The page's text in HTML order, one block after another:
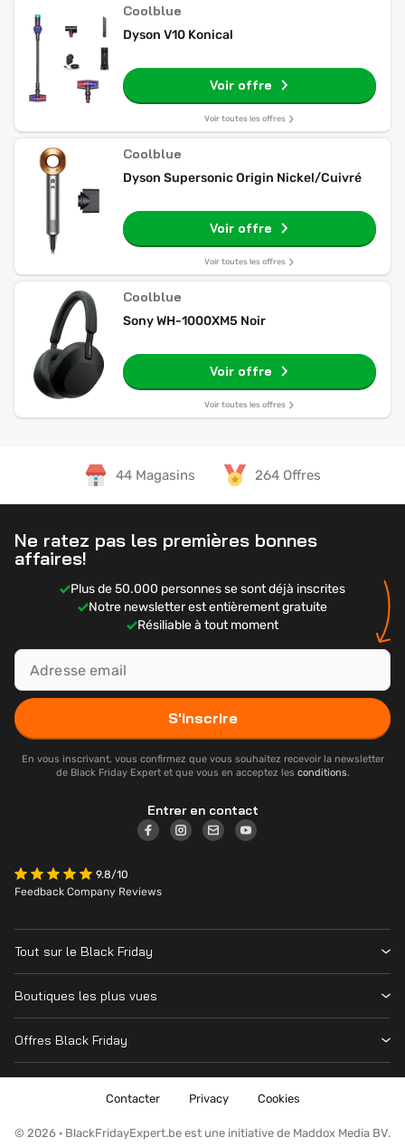
Coolblue
Dyson V10 Konical
Voir offre
Voir toutes les offres
Coolblue
Dyson Supersonic Origin Nickel/Cuivré
Voir offre
Voir toutes les offres
Coolblue
Sony WH-1000XM5 Noir
Voir offre
Voir toutes les offres
44 Magasins 264 Offres
Ne ratez pas les premières bonnes
affaires!
Plus de 50.000 personnes se sont déjà inscrites
Notre newsletter est entièrement gratuite
Résiliable à tout moment
S'inscrire
En vous inscrivant, vous confirmez que vous souhaitez recevoir la newsletter
de Black Friday Expert et que vous en acceptez les conditions.
Entrer en contact
9.8/10
Feedback Company Reviews
Tout sur le Black Friday
Magasins
Cyber Monday
Boutiques les plus vues
MediaMarkt
Fnac
Offres Black Friday
© 2026 · BlackFridayExpert.be est une initiative de Maddox Media BV.
Contacter Privacy Cookies